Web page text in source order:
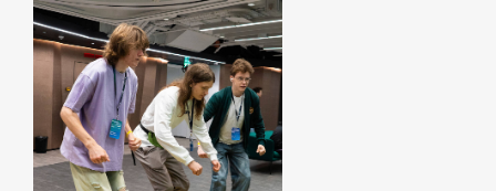
Согласие на обработку персональных данных
Политика конфиденциальности
Публичная оферта
Файлы кукис
Неоновый тоннель
Битва роботов
+7 964 635-25-15
info@smiletogo.ru